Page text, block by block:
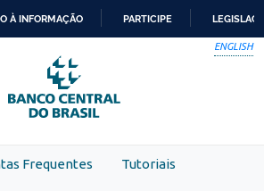
PARA
O
CONTEÚDO
À INFORMAÇÃO PARTICIPE
ENGLISH
Frequentes Tutoriais